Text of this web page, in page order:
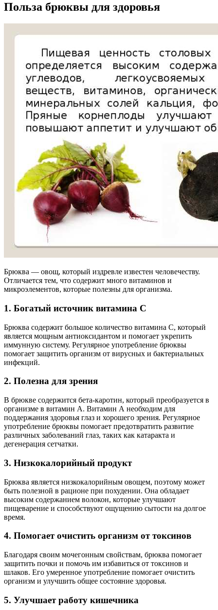
Польза брюквы для здоровья
Брюква — овощ, который издревле известен человечеству.
Отличается тем, что содержит много витаминов и
микроэлементов, которые полезны для организма.
1. Богатый источник витамина С
Брюква содержит большое количество витамина С, который
является мощным антиоксидантом и помогает укрепить
иммунную систему. Регулярное употребление брюквы
помогает защитить организм от вирусных и бактериальных
инфекций.
2. Полезна для зрения
В брюкве содержится бета-каротин, который преобразуется в
организме в витамин А. Витамин А необходим для
поддержания здоровья глаз и хорошего зрения. Регулярное
употребление брюквы помогает предотвратить развитие
различных заболеваний глаз, таких как катаракта и
дегенерация сетчатки.
3. Низкокалорийный продукт
Брюква является низкокалорийным овощем, поэтому может
быть полезной в рационе при похудении. Она обладает
высоким содержанием волокон, которые улучшают
пищеварение и способствуют ощущению сытости на долгое
время.
4. Помогает очистить организм от токсинов
Благодаря своим мочегонным свойствам, брюква помогает
защитить почки и помочь им избавиться от токсинов и
шлаков. Его умеренное употребление помогает очистить
организм и улучшить общее состояние здоровья.
5. Улучшает работу кишечника